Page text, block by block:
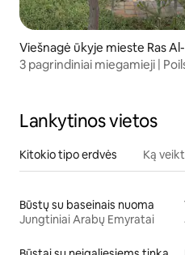
Viešnagė ūkyje mieste Ras
3 pagrindiniai miegamieji |
Lankytinos vietos
Kitokio tipo erdvės Ką
Būstų su baseinais nuoma
Jungtiniai Arabų Emyratai